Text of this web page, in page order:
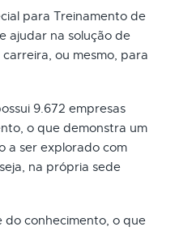
para Treinamento de
ajudar na solução de
ou mesmo, para
9.672 empresas
o que demonstra um
a ser explorado com
na própria sede
do conhecimento, o que